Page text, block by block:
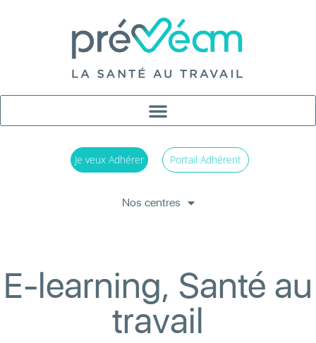
Je veux Adhérer Portail Adhérent
Nos centres
E-learning, Santé au
travail